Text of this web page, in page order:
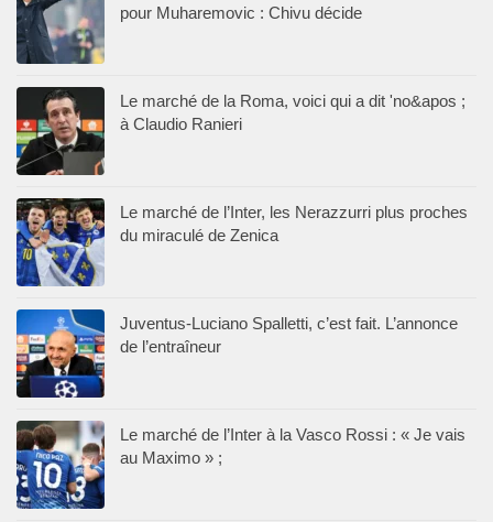
pour Muharemovic : Chivu décide
Le marché de la Roma, voici qui a dit 'no&apos ;
à Claudio Ranieri
Le marché de l’Inter, les Nerazzurri plus proches
du miraculé de Zenica
Juventus-Luciano Spalletti, c’est fait. L’annonce
de l’entraîneur
Le marché de l’Inter à la Vasco Rossi : « Je vais
au Maximo » ;